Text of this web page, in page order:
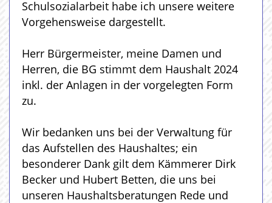
Schulsozialarbeit habe ich unsere weitere
Vorgehensweise dargestellt.
Herr Bürgermeister, meine Damen und
Herren, die BG stimmt dem Haushalt 2024
inkl. der Anlagen in der vorgelegten Form
zu.
Wir bedanken uns bei der Verwaltung für
das Aufstellen des Haushaltes; ein
besonderer Dank gilt dem Kämmerer Dirk
Becker und Hubert Betten, die uns bei
unseren Haushaltsberatungen Rede und